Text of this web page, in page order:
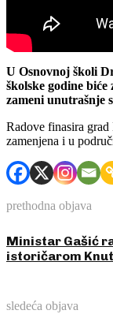
U Osnovnoj školi
školske godine
zameni unutrašnje
Radove finasira
zamenjena i u
prethodna objava
Ministar Gašić
istoričarom
sledeća objava